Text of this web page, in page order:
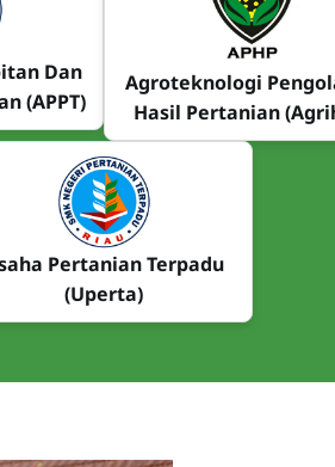
Dan
(APPT)
Agroteknologi
Hasil Pertanian
Pertanian Terpadu
(Uperta)